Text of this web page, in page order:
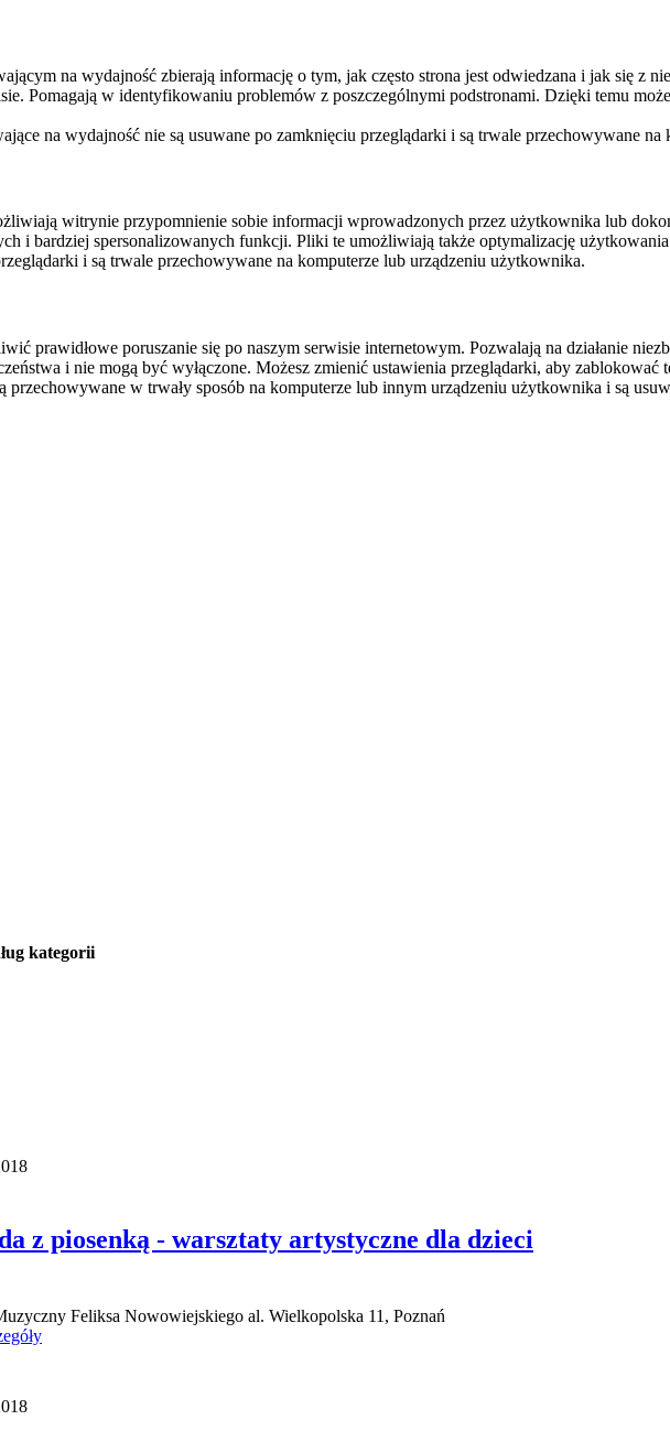
na wydajność zbierają informację o tym, jak często strona jest odwiedzana i jak się z
Pomagają w identyfikowaniu problemów z poszczególnymi podstronami. Dzięki temu
na wydajność nie są usuwane po zamknięciu przeglądarki i są trwale przechowywane
witrynie przypomnienie sobie informacji wprowadzonych przez użytkownika lub
i bardziej spersonalizowanych funkcji. Pliki te umożliwiają także optymalizację
i są trwale przechowywane na komputerze lub urządzeniu użytkownika.
prawidłowe poruszanie się po naszym serwisie internetowym. Pozwalają na działanie
i nie mogą być wyłączone. Możesz zmienić ustawienia przeglądarki, aby
przechowywane w trwały sposób na komputerze lub innym urządzeniu użytkownika i są
kategorii
z piosenką - warsztaty artystyczne dla dzieci
Feliksa Nowowiejskiego al. Wielkopolska 11, Poznań